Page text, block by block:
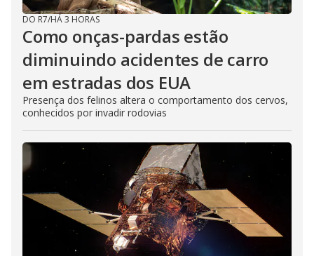
DO R7/HÁ 3 HORAS
Como onças-pardas estão
diminuindo acidentes de carro
em estradas dos EUA
Presença dos felinos altera o comportamento dos cervos,
conhecidos por invadir rodovias